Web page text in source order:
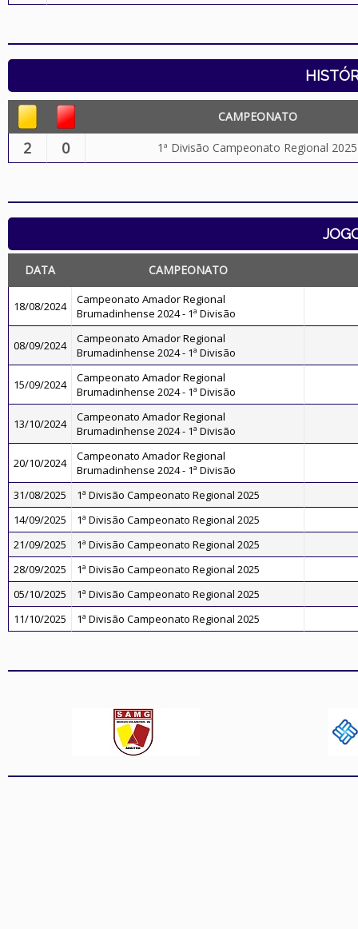
CAMPEONATO
2 0 1ª Divisão Campeonato Regional 2025
DATA CAMPEONATO
18/08/2024
Campeonato Amador Regional
Brumadinhense 2024 - 1ª Divisão
08/09/2024
Campeonato Amador Regional
Brumadinhense 2024 - 1ª Divisão
15/09/2024
Campeonato Amador Regional
Brumadinhense 2024 - 1ª Divisão
13/10/2024
Campeonato Amador Regional
Brumadinhense 2024 - 1ª Divisão
20/10/2024
Campeonato Amador Regional
Brumadinhense 2024 - 1ª Divisão
31/08/2025
1ª Divisão Campeonato Regional 2025
14/09/2025
1ª Divisão Campeonato Regional 2025
21/09/2025
1ª Divisão Campeonato Regional 2025
28/09/2025
1ª Divisão Campeonato Regional 2025
05/10/2025
1ª Divisão Campeonato Regional 2025
11/10/2025
1ª Divisão Campeonato Regional 2025